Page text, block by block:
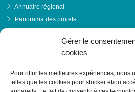
Gérer le
cookies
Pour offrir les meilleures expériences, nous
telles que les cookies pour stocker et/ou
Annuaire régional
Panorama des projets